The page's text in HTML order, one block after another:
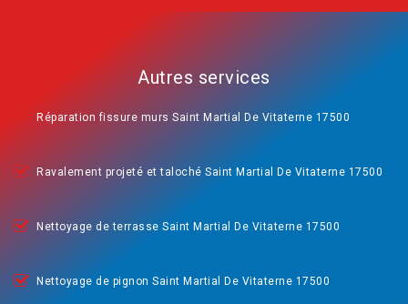
Autres services
Réparation fissure murs Saint Martial De Vitaterne 17500
Ravalement projeté et taloché Saint Martial De Vitaterne 17500
Nettoyage de terrasse Saint Martial De Vitaterne 17500
Nettoyage de pignon Saint Martial De Vitaterne 17500